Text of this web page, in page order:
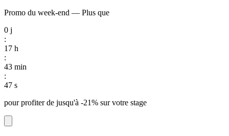
Promo du week-end — Plus que
0 j
:
17 h
:
43 min
:
46 s
pour profiter de jusqu'à -21% sur votre stage